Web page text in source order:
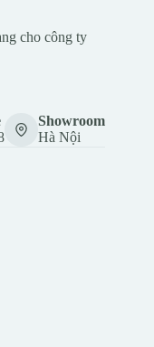
cho công ty
Showroom
Hà Nội